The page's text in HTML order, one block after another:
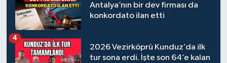
Antalya’nın bir dev firması da
konkordato ilan etti
2026 Vezirköprü Kunduz’da ilk
tur sona erdi. İşte son 64’e kalan
4